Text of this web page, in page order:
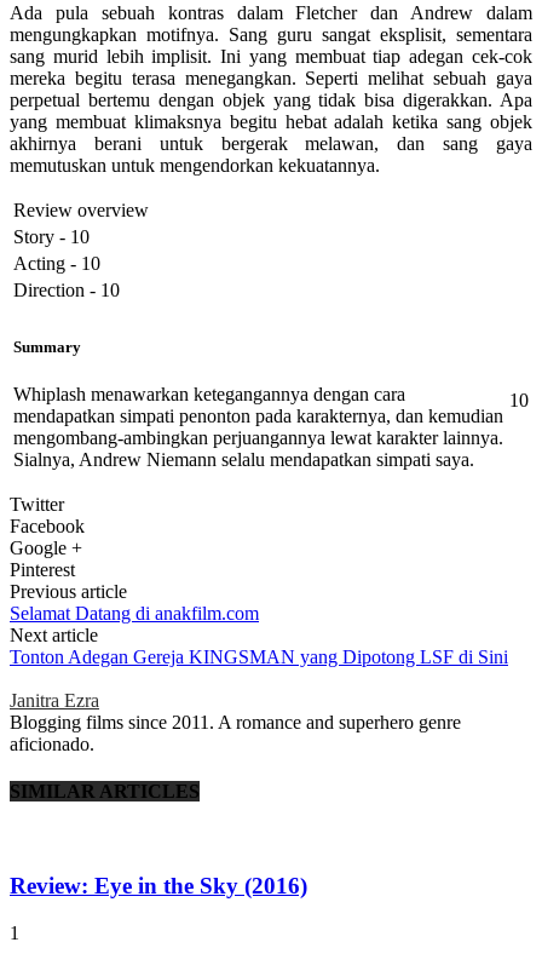
Ada pula sebuah kontras dalam Fletcher dan Andrew dalam
mengungkapkan motifnya. Sang guru sangat eksplisit, sementara
sang murid lebih implisit. Ini yang membuat tiap adegan cek-cok
mereka begitu terasa menegangkan. Seperti melihat sebuah gaya
perpetual bertemu dengan objek yang tidak bisa digerakkan. Apa
yang membuat klimaksnya begitu hebat adalah ketika sang objek
akhirnya berani untuk bergerak melawan, dan sang gaya
memutuskan untuk mengendorkan kekuatannya.
Review overview
Story - 10
Acting - 10
Direction - 10
Summary
Whiplash menawarkan ketegangannya dengan cara
mendapatkan simpati penonton pada karakternya, dan kemudian
mengombang-ambingkan perjuangannya lewat karakter lainnya.
Sialnya, Andrew Niemann selalu mendapatkan simpati saya.
10
Twitter
Facebook
Google +
Pinterest
Previous article
Selamat Datang di anakfilm.com
Next article
Tonton Adegan Gereja KINGSMAN yang Dipotong LSF di Sini
Janitra Ezra
Blogging films since 2011. A romance and superhero genre
aficionado.
SIMILAR ARTICLES
Review: Eye in the Sky (2016)
1